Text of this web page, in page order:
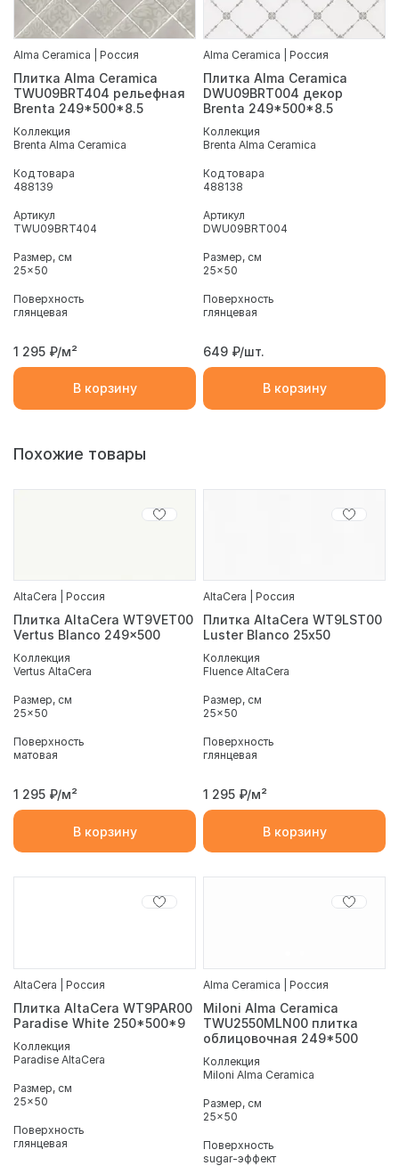
Alma Ceramica | Россия
Плитка Alma Ceramica
TWU09BRT404 рельефная
Brenta 249*500*8.5
Коллекция
Brenta Alma Ceramica
Код товара
488139
Артикул
TWU09BRT404
Размер, см
25x50
Поверхность
глянцевая
1 295 ₽/м²
В корзину
Alma Ceramica | Россия
Плитка Alma Ceramica
DWU09BRT004 декор
Brenta 249*500*8.5
Коллекция
Brenta Alma Ceramica
Код товара
488138
Артикул
DWU09BRT004
Размер, см
25x50
Поверхность
глянцевая
649 ₽/шт.
В корзину
Похожие товары
AltaCera | Россия
Плитка AltaCera WT9VET00
Vertus Blanco 249x500
Коллекция
Vertus AltaCera
Размер, см
25x50
Поверхность
матовая
1 295 ₽/м²
В корзину
AltaCera | Россия
Плитка AltaCera WT9LST00
Luster Blanco 25х50
Коллекция
Fluence AltaCera
Размер, см
25x50
Поверхность
глянцевая
1 295 ₽/м²
В корзину
AltaCera | Россия
Плитка AltaCera WT9PAR00
Paradise White 250*500*9
Коллекция
Paradise AltaCera
Размер, см
25x50
Поверхность
глянцевая
Alma Ceramica | Россия
Miloni Alma Ceramica
TWU2550MLN00 плитка
облицовочная 249*500
Коллекция
Miloni Alma Ceramica
Размер, см
25x50
Поверхность
sugar-эффект